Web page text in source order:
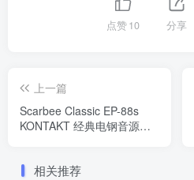
点赞10 分享
上一篇
Scarbee Classic EP-88s
KONTAKT 经典电钢音源
相关推荐